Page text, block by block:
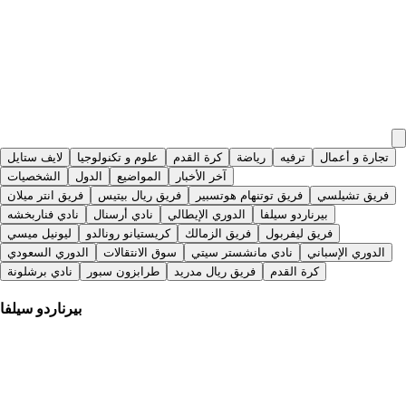
لايف ستايل علوم و تكنولوجيا كرة القدم رياضة ترفيه
تجارة و أعمال
الشخصيات
الدول المواضيع
آخر الأخبار
فريق انتر ميلان
فريق ريال بيتيس فريق توتنهام هوتسبير
فريق تشيلسي
نادي فناربخشه
نادي أرسنال الدوري الإيطالي
بيرناردو سيلفا
ليونيل ميسي
كريستيانو رونالدو فريق الزمالك
فريق ليفربول
الدوري السعودي
سوق الانتقالات نادي مانشستر سيتي
الدوري الإسباني
نادي برشلونة
طرابزون سبور فريق ريال مدريد كرة القدم
بيرناردو سيلفا